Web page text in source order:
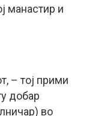
манастир и
– тој прими
добар
во